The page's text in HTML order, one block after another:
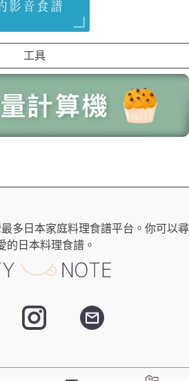
工具
多日本家庭料理食譜平台。你可以尋
的日本料理食譜。
日式家庭料理 | tasty-note | 每天都有新